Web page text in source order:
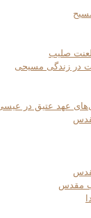
در زندگی مسیحی
عهد عتیق در
مقدس